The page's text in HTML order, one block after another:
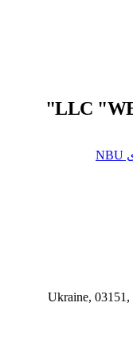
LLC
Ukraine,